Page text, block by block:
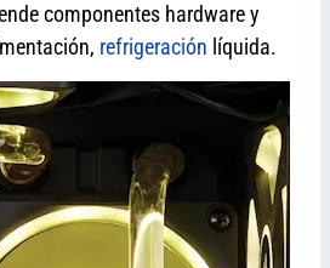
componentes hardware y
refrigeración líquida.